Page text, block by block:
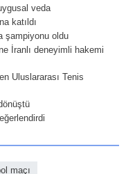
veda
katıldı
şampiyonu oldu
İranlı deneyimli hakemi
Uluslararası Tenis
maçı